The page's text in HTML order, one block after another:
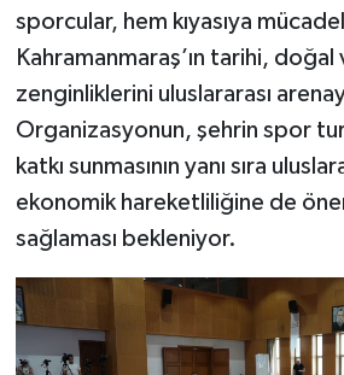
sporcular, hem kıyasıya
Kahramanmaraş’ın tarihi, doğal
zenginliklerini uluslararası
Organizasyonun, şehrin spor
katkı sunmasının yanı sıra
ekonomik hareketliliğine de
sağlaması bekleniyor.